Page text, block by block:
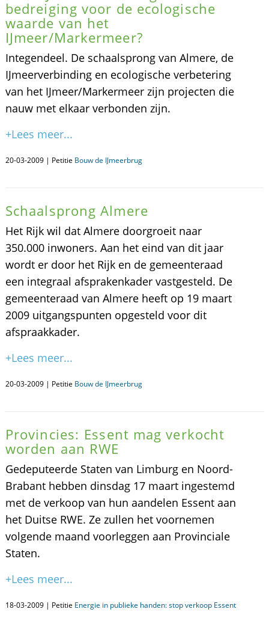
bedreiging voor de ecologische
waarde van het
IJmeer/Markermeer?
Integendeel. De schaalsprong van Almere, de
IJmeerverbinding en ecologische verbetering
van het IJmeer/Markermeer zijn projecten die
nauw met elkaar verbonden zijn.
+Lees meer...
20-03-2009 | Petitie Bouw de IJmeerbrug
Schaalsprong Almere
Het Rijk wil dat Almere doorgroeit naar
350.000 inwoners. Aan het eind van dit jaar
wordt er door het Rijk en de gemeenteraad
een integraal afsprakenkader vastgesteld. De
gemeenteraad van Almere heeft op 19 maart
2009 uitgangspunten opgesteld voor dit
afspraakkader.
+Lees meer...
20-03-2009 | Petitie Bouw de IJmeerbrug
Provincies: Essent mag verkocht
worden aan RWE
Gedeputeerde Staten van Limburg en Noord-
Brabant hebben dinsdag 17 maart ingestemd
met de verkoop van hun aandelen Essent aan
het Duitse RWE. Ze zullen het voornemen
volgende maand voorleggen aan Provinciale
Staten.
+Lees meer...
18-03-2009 | Petitie Energie in publieke handen: stop verkoop Essent